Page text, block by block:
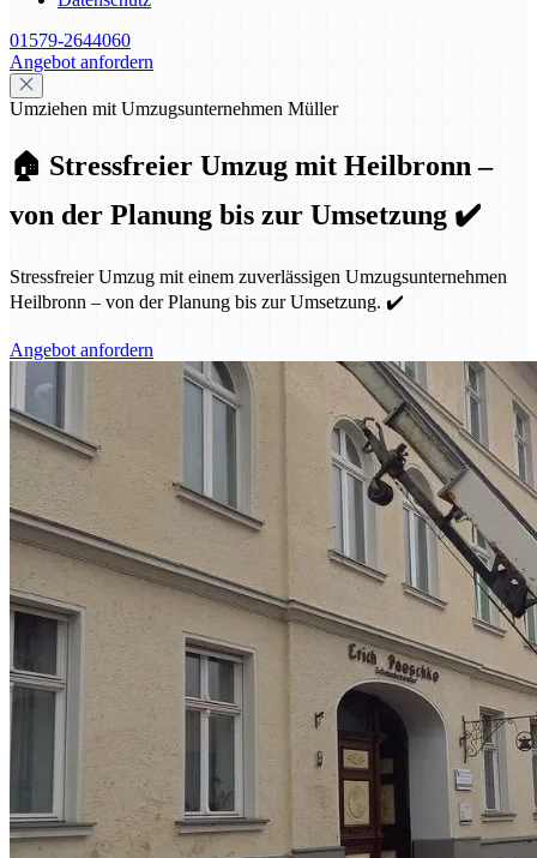
01579-2644060
Angebot anfordern
Umziehen mit Umzugsunternehmen Müller
🏠 Stressfreier Umzug mit Heilbronn –
von der Planung bis zur Umsetzung ✔️
Stressfreier Umzug mit einem zuverlässigen Umzugsunternehmen
Heilbronn – von der Planung bis zur Umsetzung. ✔️
Angebot anfordern